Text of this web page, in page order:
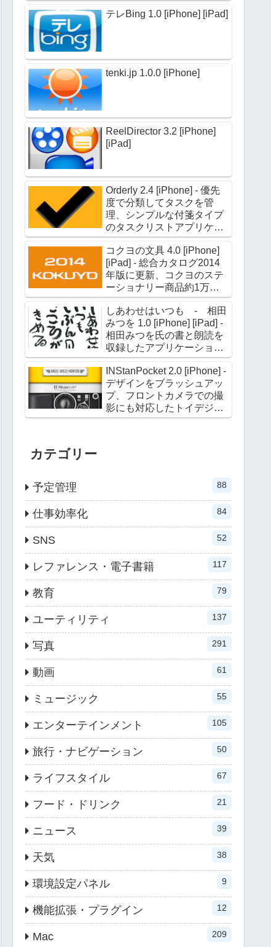
撮影できる
テレBing 1.0 [iPhone] [iPad]
tenki.jp 1.0.0 [iPhone]
ReelDirector 3.2 [iPhone]
[iPad]
Orderly 2.4 [iPhone] - 優先
度で分類してタスクを管
理、シンプルな付箋タイプ
のタスクリストアプリケー
ション
コクヨの文具 4.0 [iPhone]
[iPad] - 総合カタログ2014
年版に更新、コクヨのステ
ーショナリー商品約1万点
の情報を収録
しあわせはいつも - 相田
みつを 1.0 [iPhone] [iPad] -
相田みつを氏の書と朗読を
収録したアプリケーション
第二弾
INStanPocket 2.0 [iPhone] -
デザインをブラッシュアッ
プ、フロントカメラでの撮
影にも対応したトイデジカ
メラ
カテゴリー
予定管理 88
仕事効率化 84
SNS 52
レファレンス・電子書籍 117
教育 79
ユーティリティ 137
写真 291
動画 61
ミュージック 55
エンターテインメント 105
旅行・ナビゲーション 50
ライフスタイル 67
フード・ドリンク 21
ニュース 39
天気 38
環境設定パネル 9
機能拡張・プラグイン 12
Mac 209